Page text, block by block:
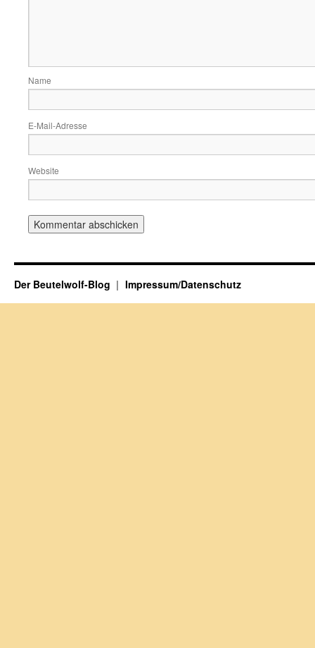
Name
E-Mail-Adresse
Website
Der Beutelwolf-Blog Impressum/Datenschutz